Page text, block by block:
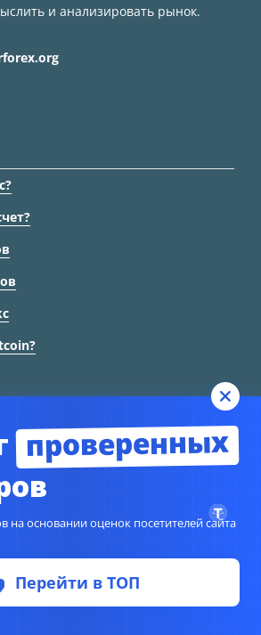
и анализировать рынок.
проверенных
основании оценок посетителей сайта
Перейти в ТОП